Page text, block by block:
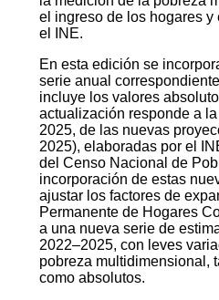
el ingreso de los hogares
el INE.
En esta edición se
serie anual
incluye los valores
actualización responde a
2025, de las nuevas
2025), elaboradas por el
del Censo Nacional de
incorporación de estas
ajustar los factores de
Permanente de Hogares
a una nueva serie de
2022–2025, con leves
pobreza multidimensional,
como absolutos.